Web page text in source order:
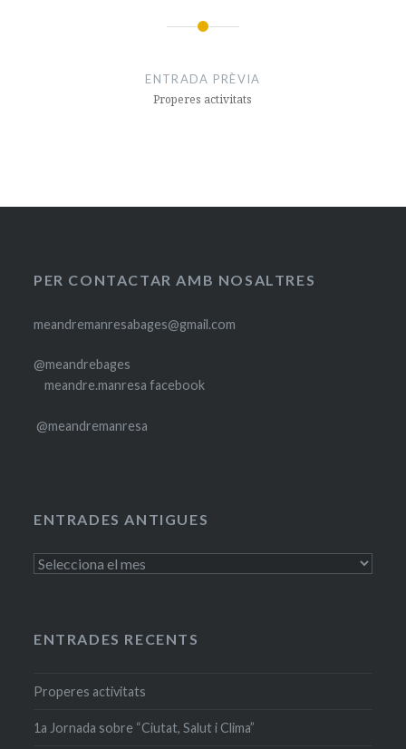
ENTRADA PRÈVIA
Properes activitats
PER CONTACTAR AMB NOSALTRES
meandremanresabages@gmail.com
@meandrebages
meandre.manresa facebook
@meandremanresa
ENTRADES ANTIGUES
Entrades
ENTRADES RECENTS
Properes activitats
1a Jornada sobre “Ciutat, Salut i Clima”